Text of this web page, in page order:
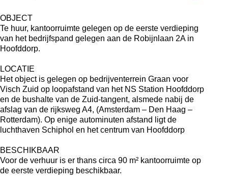
OBJECT
Te huur, kantoorruimte gelegen op de eerste verdieping
van het bedrijfspand gelegen aan de Robijnlaan 2A in
Hoofddorp.
LOCATIE
Het object is gelegen op bedrijventerrein Graan voor
Visch Zuid op loopafstand van het NS Station Hoofddorp
en de bushalte van de Zuid-tangent, alsmede nabij de
afslag van de rijksweg A4, (Amsterdam – Den Haag –
Rotterdam). Op enige autominuten afstand ligt de
luchthaven Schiphol en het centrum van Hoofddorp
BESCHIKBAAR
Voor de verhuur is er thans circa 90 m² kantoorruimte op
de eerste verdieping beschikbaar.